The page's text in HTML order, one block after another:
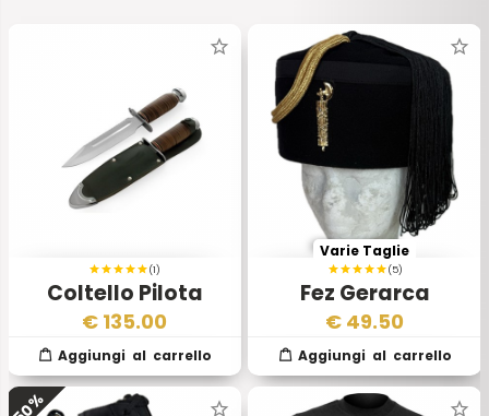
(1)
Coltello Pilota
Militare Italiano
€ 135.00
(5)
Fez Gerarca
Varie Taglie
€ 49.50